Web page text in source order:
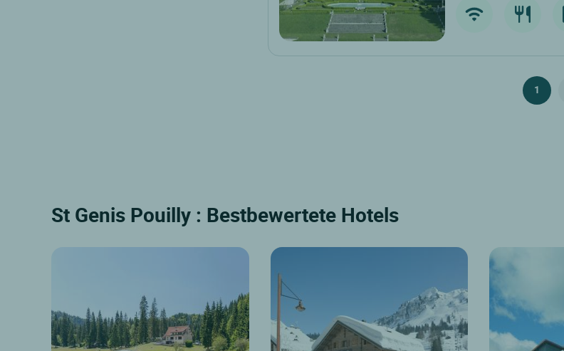
1
St Genis Pouilly : Bestbewertete Hotels